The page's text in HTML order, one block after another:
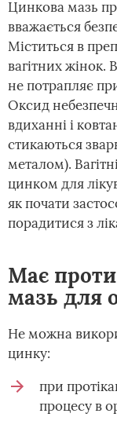
Цинкова мазь
вважається
Міститься в
вагітних жінок.
не потрапляє
Оксид
вдиханні і
стикаються
металом).
цинком для
як почати
порадитися з
Має
мазь для
Не можна
цинку:
при
процесу в